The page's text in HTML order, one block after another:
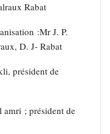
Rabat
:Mr J. P.
D. J- Rabat
président de
; président de